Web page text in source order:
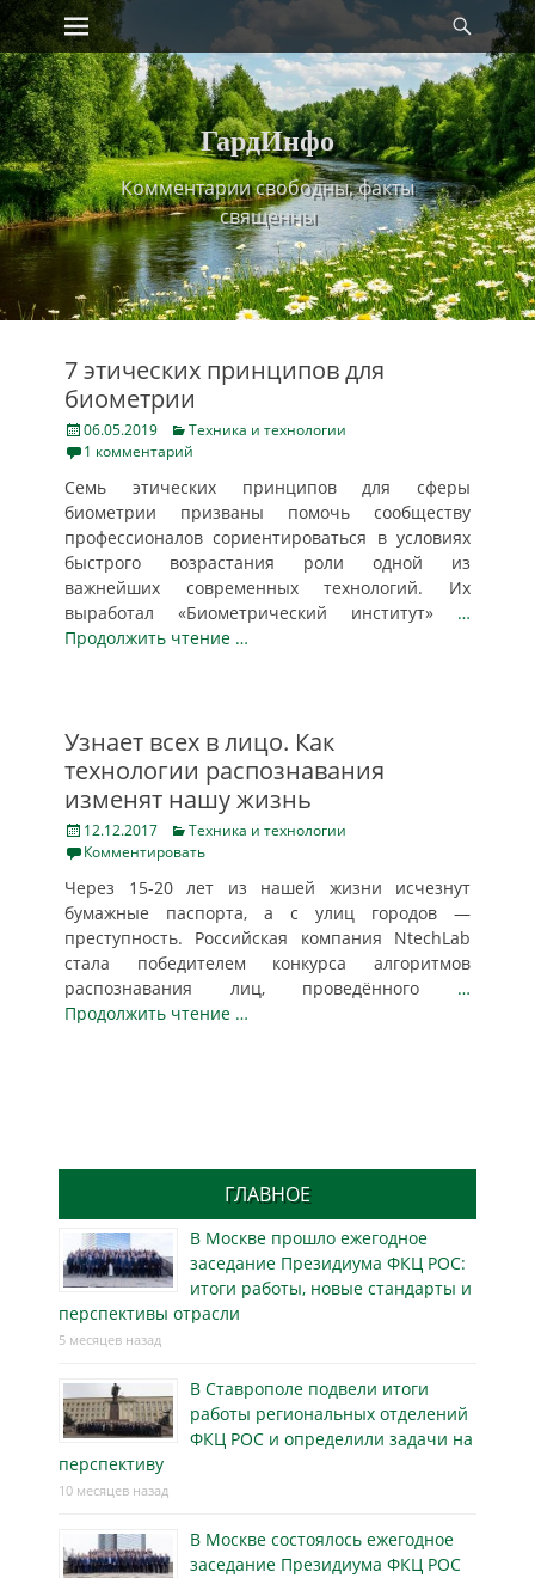
Skip
to
content
Primary Menu
ГардИнфо
Комментарии свободны, факты
священны
7 этических принципов для
биометрии
Posted
on
06.05.2019 Categories
Техника и технологии
1 комментарий
Семь этических принципов для сферы
биометрии призваны помочь сообществу
профессионалов сориентироваться в условиях
быстрого возрастания роли одной из
важнейших современных технологий. Их
выработал «Биометрический институт» …
Продолжить чтение …
Узнает всех в лицо. Как
технологии распознавания
изменят нашу жизнь
Posted
on
12.12.2017 Categories
Техника и технологии
Комментировать
Через 15-20 лет из нашей жизни исчезнут
бумажные паспорта, а с улиц городов —
преступность. Российская компания NtechLab
стала победителем конкурса алгоритмов
распознавания лиц, проведённого …
Продолжить чтение …
ГЛАВНОЕ
В Москве прошло ежегодное
заседание Президиума ФКЦ РОС:
итоги работы, новые стандарты и
перспективы отрасли
5 месяцев назад
В Ставрополе подвели итоги
работы региональных отделений
ФКЦ РОС и определили задачи на
перспективу
10 месяцев назад
В Москве состоялось ежегодное
заседание Президиума ФКЦ РОС